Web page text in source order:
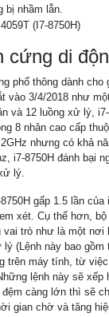
bị nhầm lẫn.
cứng di
phổ thông dành
vào 3/4/2018 như
và 12 luồng xử lý,
8 nhân cao cấp
nhưng có khả
i7-8750H đánh bại
lý.
gấp 1.5 lần của
xét. Cụ thể hơn,
vai trò như là một
(Lệnh này bao gồm
trên máy tính, từ
lệnh này sẽ
càng lớn thì sẽ
gian chờ và tăng